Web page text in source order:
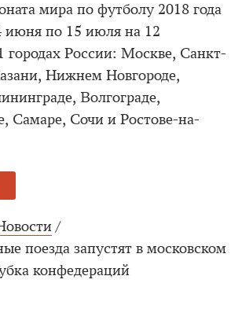
мира по футболу 2018 года
июня по 15 июля на 12
городах России: Москве, Санкт-
Нижнем Новгороде,
Волгограде,
Самаре, Сочи и Ростове-на-
/
поезда запустят в московском
конфедераций